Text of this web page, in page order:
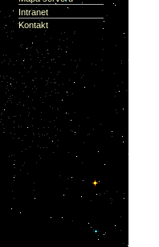
Intranet
Kontakt